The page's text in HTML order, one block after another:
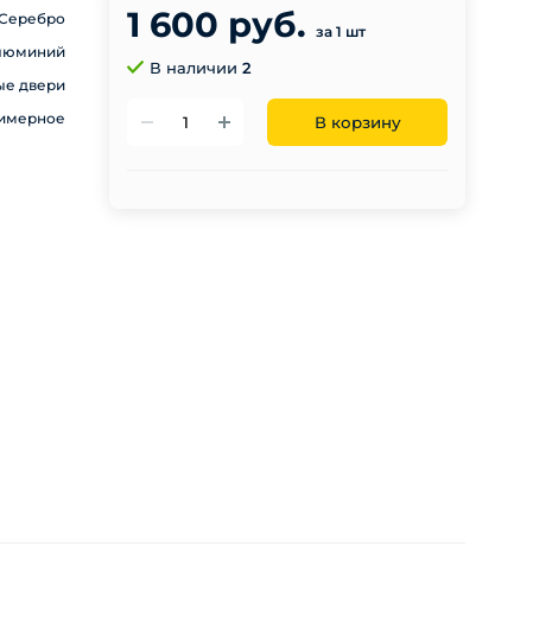
двери
1 600 руб. за 1 шт
В наличии 2
В корзину